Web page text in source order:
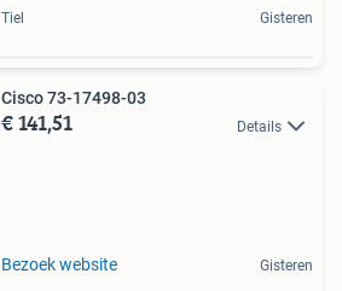
Tiel Gisteren
Cisco 73-17498-03
€ 141,51 Details
Bezoek website Gisteren